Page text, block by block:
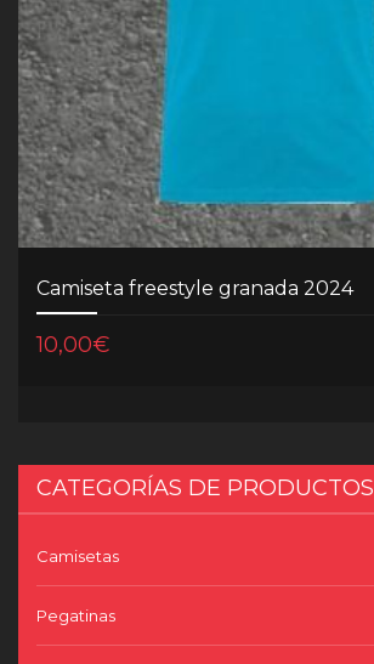
Camiseta freestyle granada 2024
10,00€
CATEGORÍAS DE PRODUCTOS
Camisetas
Pegatinas